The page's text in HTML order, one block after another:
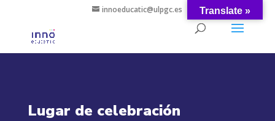
innoeducatic@ulpgc.es
Lugar de celebración
Translate »